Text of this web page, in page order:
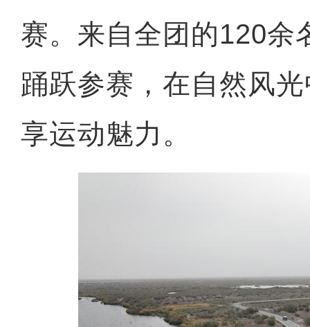
赛。来自全团的120余
踊跃参赛，在自然风
享运动魅力。